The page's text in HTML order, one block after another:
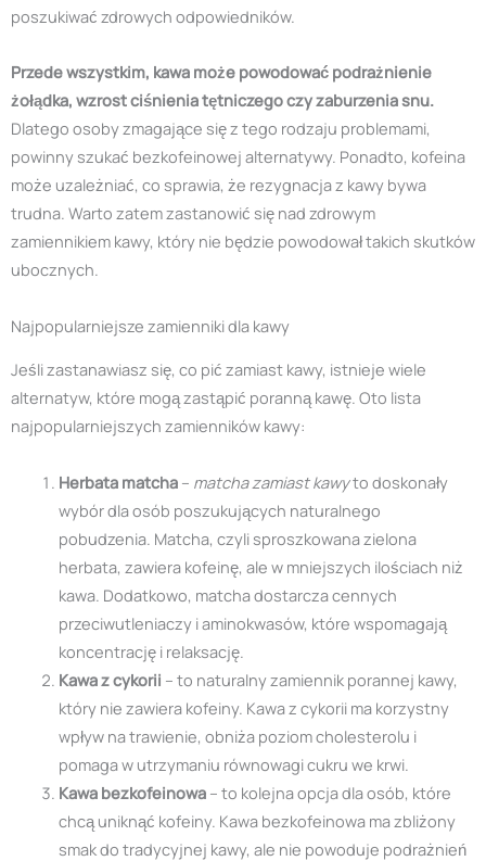
poszukiwać zdrowych odpowiedników.
Przede wszystkim, kawa może powodować podrażnienie
żołądka, wzrost ciśnienia tętniczego czy zaburzenia snu.
Dlatego osoby zmagające się z tego rodzaju problemami,
powinny szukać bezkofeinowej alternatywy. Ponadto, kofeina
może uzależniać, co sprawia, że rezygnacja z kawy bywa
trudna. Warto zatem zastanowić się nad zdrowym
zamiennikiem kawy, który nie będzie powodował takich skutków
ubocznych.
Najpopularniejsze zamienniki dla kawy
Jeśli zastanawiasz się, co pić zamiast kawy, istnieje wiele
alternatyw, które mogą zastąpić poranną kawę. Oto lista
najpopularniejszych zamienników kawy:
Herbata matcha– matcha zamiast kawyto doskonały
wybór dla osób poszukujących naturalnego
pobudzenia. Matcha, czyli sproszkowana zielona
herbata, zawiera kofeinę, ale w mniejszych ilościach niż
kawa. Dodatkowo, matcha dostarcza cennych
przeciwutleniaczy i aminokwasów, które wspomagają
koncentrację i relaksację.
Kawa z cykorii – to naturalny zamiennik porannej kawy,
który nie zawiera kofeiny. Kawa z cykorii ma korzystny
wpływ na trawienie, obniża poziom cholesterolu i
pomaga w utrzymaniu równowagi cukru we krwi.
Kawa bezkofeinowa– to kolejna opcja dla osób, które
chcą uniknąć kofeiny. Kawa bezkofeinowa ma zbliżony
smak do tradycyjnej kawy, ale nie powoduje podrażnień